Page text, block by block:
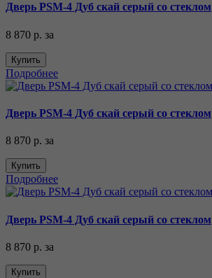
Дверь PSM-4 Дуб скай серый со стеклом
8 870 р. за
Купить
Подробнее
Дверь PSM-4 Дуб скай серый со стеклом
8 870 р. за
Купить
Подробнее
Дверь PSM-4 Дуб скай серый со стеклом
8 870 р. за
Купить